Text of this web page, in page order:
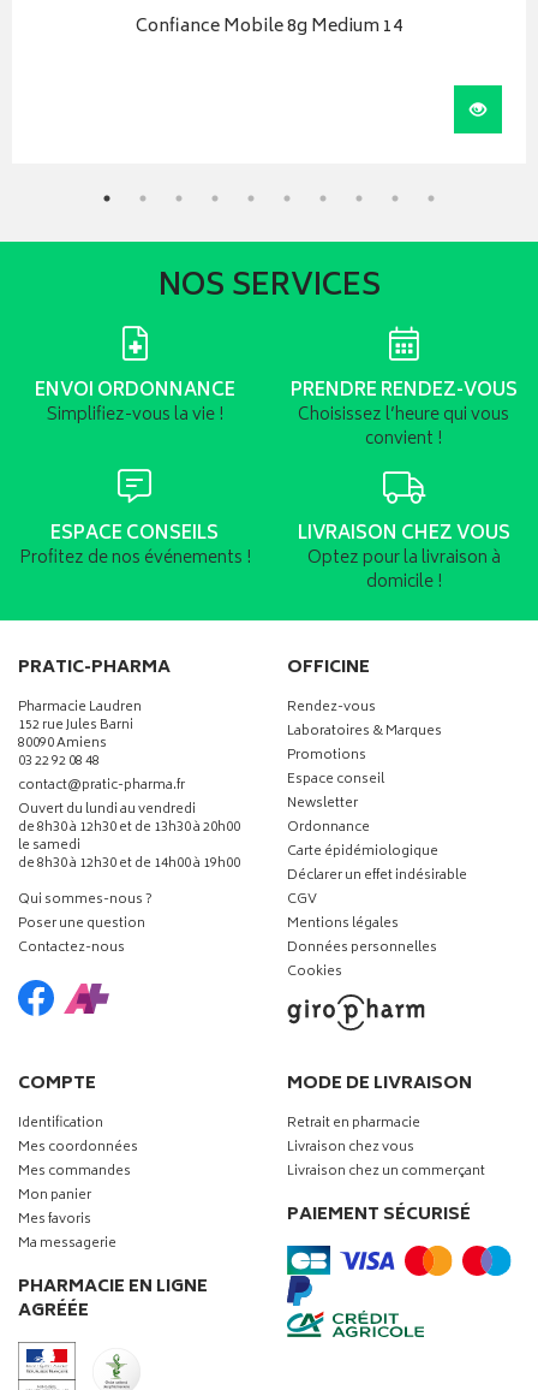
Confiance Mobile 8g Medium 14
NOS SERVICES
ENVOI ORDONNANCE
Simplifiez-vous la vie !
PRENDRE RENDEZ-VOUS
Choisissez l’heure qui vous
convient !
ESPACE CONSEILS
Profitez de nos événements !
LIVRAISON CHEZ VOUS
Optez pour la livraison à
domicile !
PRATIC-PHARMA
Pharmacie Laudren
152 rue Jules Barni
80090 Amiens
03 22 92 08 48
contact-
@-
pratic-pharma.fr
Ouvert du lundi au vendredi
de 8h30 à 12h30 et de 13h30 à 20h00
le samedi
de 8h30 à 12h30 et de 14h00 à 19h00
Qui sommes-nous ?
Poser une question
Contactez-nous
OFFICINE
Rendez-vous
Laboratoires & Marques
Promotions
Espace conseil
Newsletter
Ordonnance
Carte épidémiologique
Déclarer un effet indésirable
CGV
Mentions légales
Données personnelles
Cookies
COMPTE
Identification
Mes coordonnées
Mes commandes
Mon panier
Mes favoris
Ma messagerie
PHARMACIE EN LIGNE
AGRÉÉE
MODE DE LIVRAISON
Retrait en pharmacie
Livraison chez vous
Livraison chez un commerçant
PAIEMENT SÉCURISÉ